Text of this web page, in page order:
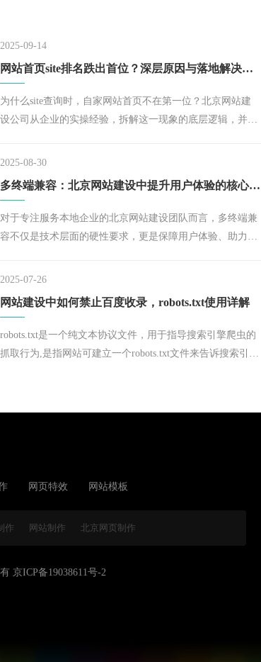
2025-09-14
网站首页site排名跌出首位？深层原因与落地解决策略
为什么site查询时，自家网站首页不在第一位？北京网站建
设公司从企业的实操经验，拆解这一现象的底层逻辑，并给
2025-08-30
多终端兼容：北京网站建设中提升用户体验的核心法则
对于专注服务本地企业的北京网站建设团队而言，多终端兼
容不仅是技术层面的硬性要求，更是保障用户体验、助力企
2025-07-26
网站建设中如何禁止百度收录，robots.txt使用详解
robots.txt是一个纯文本协议文件，用于指导搜索引擎爬虫的
抓取行为,是指网站可建立一个robots.txt文件来告诉搜索引擎
网页特效 网站模板
作 网站制作 北京网页制作
京ICP备19038611号-2